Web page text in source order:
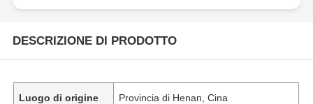
DESCRIZIONE DI PRODOTTO
Luogo di origine Provincia di Henan, Cina